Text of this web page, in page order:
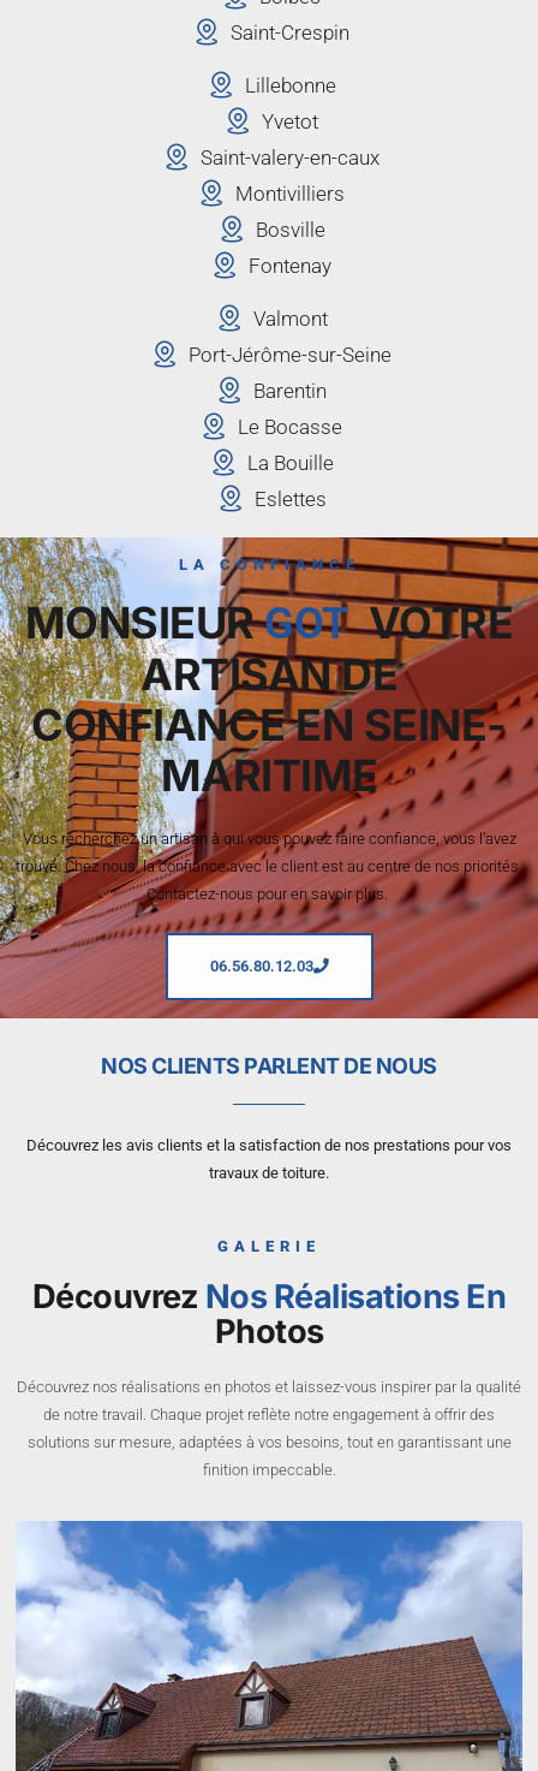
Saint-Crespin
Lillebonne
Yvetot
Saint-valery-en-caux
Montivilliers
Bosville
Fontenay
Valmont
Port-Jérôme-sur-Seine
Barentin
Le Bocasse
La Bouille
Eslettes
LA CONFIANCE
MONSIEURGOTVOTRE
ARTISAN DE
CONFIANCE EN SEINE-
MARITIME
Vous recherchez un artisan à qui vous pouvez faire confiance, vous l’avez
trouvé. Chez nous, la confiance avec le client est au centre de nos priorités.
Contactez-nous pour en savoir plus.
06.56.80.12.03
NOS CLIENTS PARLENT DE NOUS
Découvrez les avis clients et la satisfaction de nos prestations pour vos
travaux de toiture.
GALERIE
Découvrez Nos Réalisations En
Photos
Découvrez nos réalisations en photos et laissez-vous inspirer par la qualité
de notre travail. Chaque projet reflète notre engagement à offrir des
solutions sur mesure, adaptées à vos besoins, tout en garantissant une
finition impeccable.